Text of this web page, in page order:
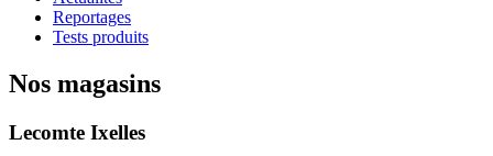
Reportages
Tests produits
Nos magasins
Lecomte Ixelles